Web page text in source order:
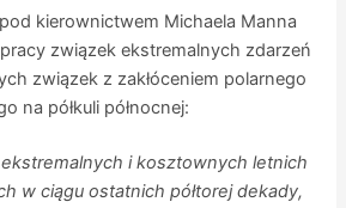
kierownictwem Michaela Manna
związek ekstremalnych zdarzeń
związek z zakłóceniem polarnego
na półkuli północnej:
i kosztownych letnich
w ciągu ostatnich półtorej dekady,